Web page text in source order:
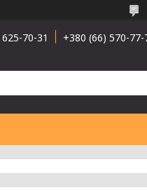
70-31 +380 (66) 570-77-